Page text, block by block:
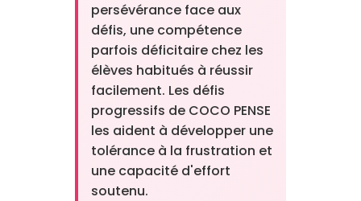
persévérance face aux
défis, une compétence
parfois déficitaire chez les
élèves habitués à réussir
facilement. Les défis
progressifs de COCO PENSE
les aident à développer une
tolérance à la frustration et
une capacité d'effort
soutenu.